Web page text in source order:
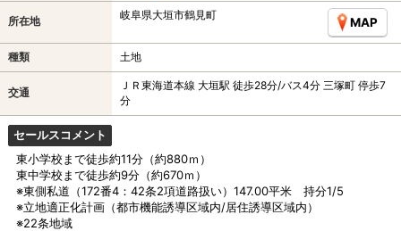
所在地 岐阜県大垣市鶴見町
MAP
種類 土地
交通
ＪＲ東海道本線 大垣駅 徒歩28分/バス4分 三塚町 停歩7
分
セールスコメント
東小学校まで徒歩約11分（約880ｍ）
東中学校まで徒歩約9分（約670ｍ）
※東側私道（172番4：42条2項道路扱い）147.00平米 持分1/5
※立地適正化計画（都市機能誘導区域内/居住誘導区域内）
※22条地域